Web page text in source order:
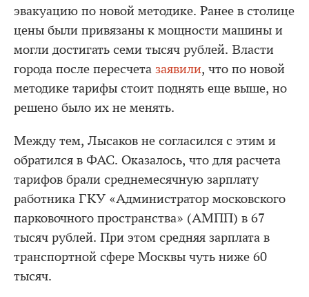
эвакуацию по новой методике. Ранее в столице
цены были привязаны к мощности машины и
могли достигать семи тысяч рублей. Власти
города после пересчета заявили, что по новой
методике тарифы стоит поднять еще выше, но
решено было их не менять.
Между тем, Лысаков не согласился с этим и
обратился в ФАС. Оказалось, что для расчета
тарифов брали среднемесячную зарплату
работника ГКУ «Администратор московского
парковочного пространства» (АМПП) в 67
тысяч рублей. При этом средняя зарплата в
транспортной сфере Москвы чуть ниже 60
тысяч.